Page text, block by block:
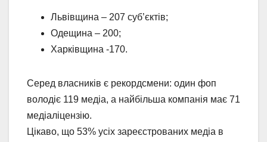
Львівщина – 207 суб’єктів;
Одещина – 200;
Харківщина -170.
Серед власників є рекордсмени: один фоп
володіє 119 медіа, а найбільша компанія має 71
медіаліцензію.
Цікаво, що 53% усіх зареєстрованих медіа в